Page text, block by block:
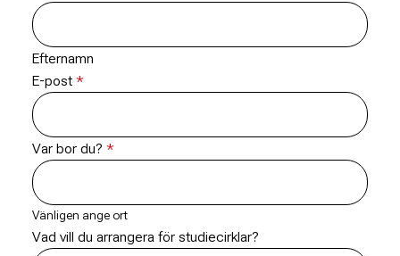
Efternamn
E-post
Var bor du?
Vänligen ange ort
Vad vill du arrangera för studiecirklar?